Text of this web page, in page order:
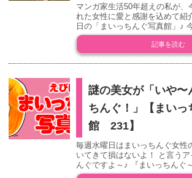
マンガ家生活50年超えの私が、
れた女性に愛と感謝を込めて紹
日の「まいっちんぐ写真館」♪
記事を読む
謎の美女が「いや〜
ちんぐ！」【まいっ
館 231】
毎週水曜日はまいっちんぐ女性
いてきて損はないよ！ と言う
んぐですよ～♪ 『まいっちんぐ